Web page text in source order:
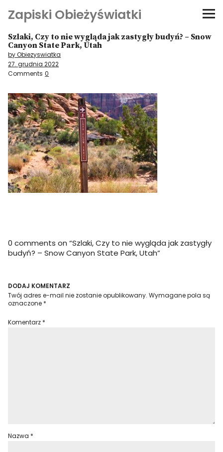
Zapiski Obieżyświatki
Podróże
Kultura i sztuka
Kątem oka
O-fiszki
Niezwyczajne ściany
Dom na kółkach
Szlaki, Czy to nie wygląda jak zastygły budyń? – Snow
Canyon State Park, Utah
by Obiezyswiatka
27. grudnia 2022
Comments 0
0 comments on “Szlaki, Czy to nie wygląda jak zastygły
budyń? – Snow Canyon State Park, Utah”
DODAJ KOMENTARZ
Twój adres e-mail nie zostanie opublikowany. Wymagane pola są
oznaczone *
Komentarz *
Nazwa *